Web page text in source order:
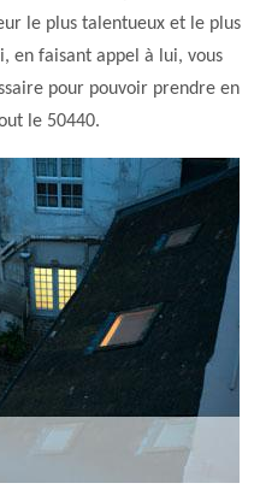
le plus talentueux et le plus
en faisant appel à lui, vous
pour pouvoir prendre en
le 50440.